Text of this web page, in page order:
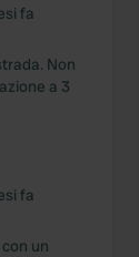
fa
Non
a 3
fa
un